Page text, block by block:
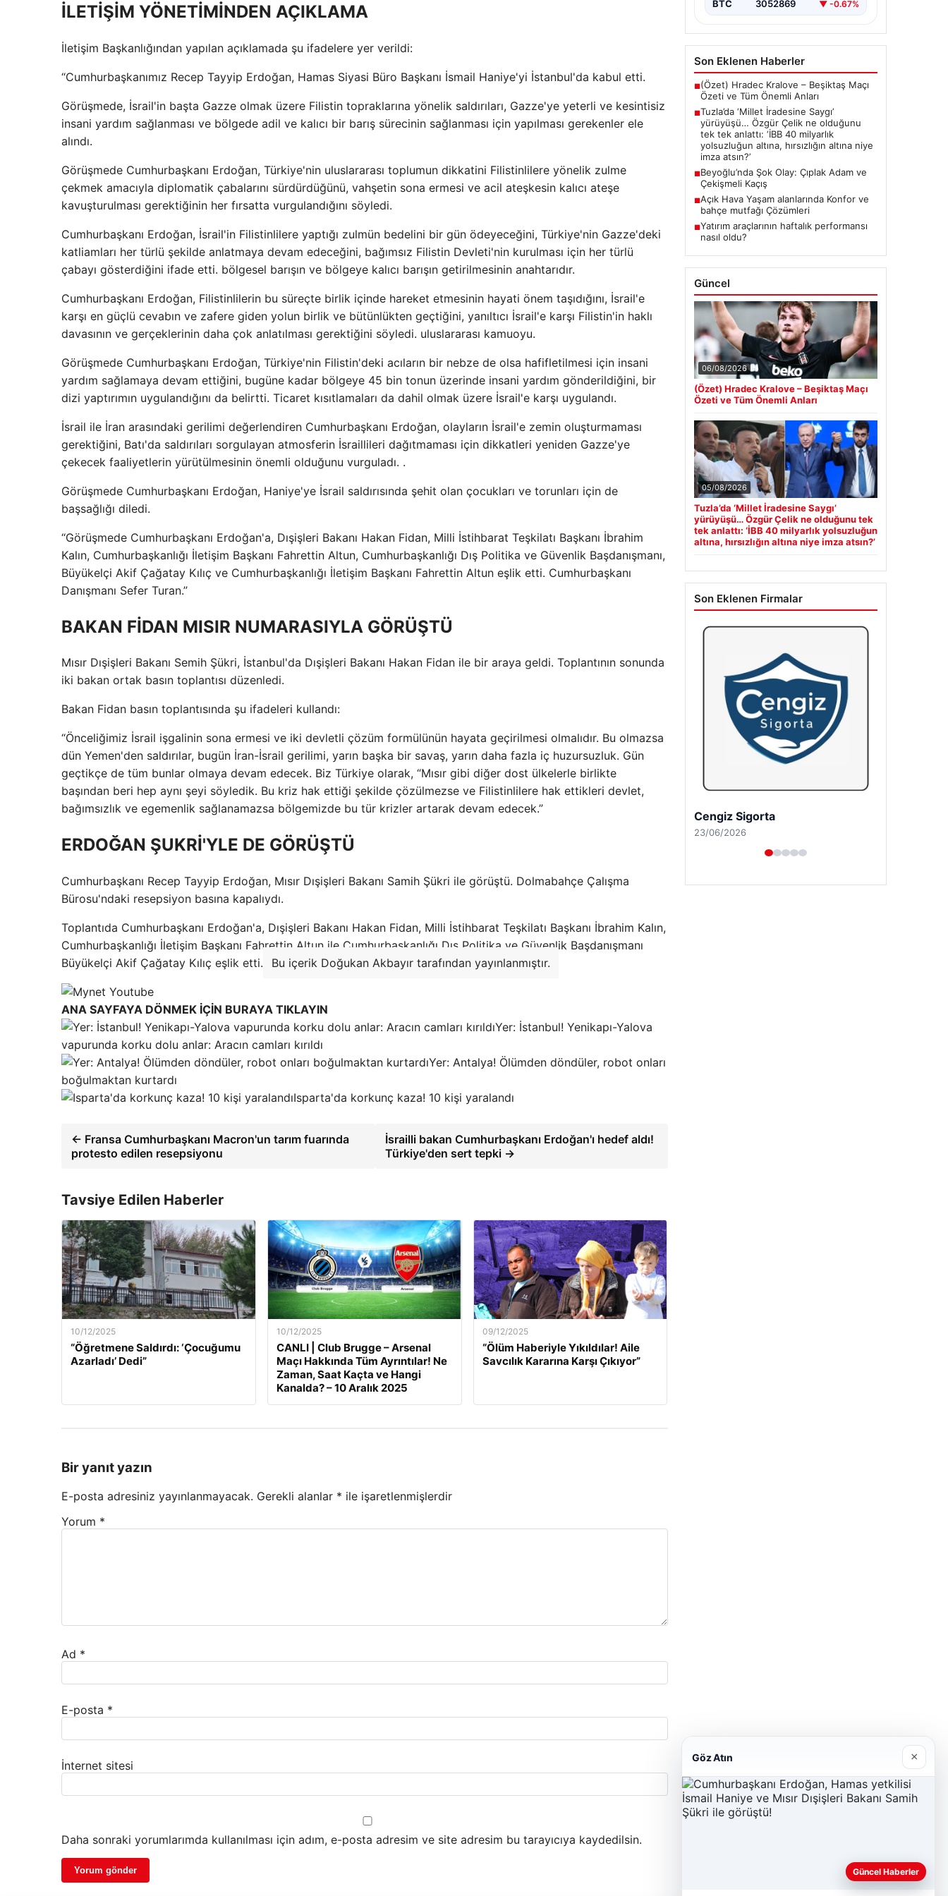
İLETİŞİM YÖNETİMİNDEN AÇIKLAMA
İletişim Başkanlığından yapılan açıklamada şu ifadelere yer verildi:
“Cumhurbaşkanımız Recep Tayyip Erdoğan, Hamas Siyasi Büro Başkanı İsmail Haniye'yi İstanbul'da kabul etti.
Görüşmede, İsrail'in başta Gazze olmak üzere Filistin topraklarına yönelik saldırıları, Gazze'ye yeterli ve kesintisiz
insani yardım sağlanması ve bölgede adil ve kalıcı bir barış sürecinin sağlanması için yapılması gerekenler ele
alındı.
Görüşmede Cumhurbaşkanı Erdoğan, Türkiye'nin uluslararası toplumun dikkatini Filistinlilere yönelik zulme
çekmek amacıyla diplomatik çabalarını sürdürdüğünü, vahşetin sona ermesi ve acil ateşkesin kalıcı ateşe
kavuşturulması gerektiğinin her fırsatta vurgulandığını söyledi.
Cumhurbaşkanı Erdoğan, İsrail'in Filistinlilere yaptığı zulmün bedelini bir gün ödeyeceğini, Türkiye'nin Gazze'deki
katliamları her türlü şekilde anlatmaya devam edeceğini, bağımsız Filistin Devleti'nin kurulması için her türlü
çabayı gösterdiğini ifade etti. bölgesel barışın ve bölgeye kalıcı barışın getirilmesinin anahtarıdır.
Cumhurbaşkanı Erdoğan, Filistinlilerin bu süreçte birlik içinde hareket etmesinin hayati önem taşıdığını, İsrail'e
karşı en güçlü cevabın ve zafere giden yolun birlik ve bütünlükten geçtiğini, yanıltıcı İsrail'e karşı Filistin'in haklı
davasının ve gerçeklerinin daha çok anlatılması gerektiğini söyledi. uluslararası kamuoyu.
Görüşmede Cumhurbaşkanı Erdoğan, Türkiye'nin Filistin'deki acıların bir nebze de olsa hafifletilmesi için insani
yardım sağlamaya devam ettiğini, bugüne kadar bölgeye 45 bin tonun üzerinde insani yardım gönderildiğini, bir
dizi yaptırımın uygulandığını da belirtti. Ticaret kısıtlamaları da dahil olmak üzere İsrail'e karşı uygulandı.
İsrail ile İran arasındaki gerilimi değerlendiren Cumhurbaşkanı Erdoğan, olayların İsrail'e zemin oluşturmaması
gerektiğini, Batı'da saldırıları sorgulayan atmosferin İsraillileri dağıtmaması için dikkatleri yeniden Gazze'ye
çekecek faaliyetlerin yürütülmesinin önemli olduğunu vurguladı. .
Görüşmede Cumhurbaşkanı Erdoğan, Haniye'ye İsrail saldırısında şehit olan çocukları ve torunları için de
başsağlığı diledi.
“Görüşmede Cumhurbaşkanı Erdoğan'a, Dışişleri Bakanı Hakan Fidan, Milli İstihbarat Teşkilatı Başkanı İbrahim
Kalın, Cumhurbaşkanlığı İletişim Başkanı Fahrettin Altun, Cumhurbaşkanlığı Dış Politika ve Güvenlik Başdanışmanı,
Büyükelçi Akif Çağatay Kılıç ve Cumhurbaşkanlığı İletişim Başkanı Fahrettin Altun eşlik etti. Cumhurbaşkanı
Danışmanı Sefer Turan.”
BAKAN FİDAN MISIR NUMARASIYLA GÖRÜŞTÜ
Mısır Dışişleri Bakanı Semih Şükri, İstanbul'da Dışişleri Bakanı Hakan Fidan ile bir araya geldi. Toplantının sonunda
iki bakan ortak basın toplantısı düzenledi.
Bakan Fidan basın toplantısında şu ifadeleri kullandı:
“Önceliğimiz İsrail işgalinin sona ermesi ve iki devletli çözüm formülünün hayata geçirilmesi olmalıdır. Bu olmazsa
dün Yemen'den saldırılar, bugün İran-İsrail gerilimi, yarın başka bir savaş, yarın daha fazla iç huzursuzluk. Gün
geçtikçe de tüm bunlar olmaya devam edecek. Biz Türkiye olarak, “Mısır gibi diğer dost ülkelerle birlikte
başından beri hep aynı şeyi söyledik. Bu kriz hak ettiği şekilde çözülmezse ve Filistinlilere hak ettikleri devlet,
bağımsızlık ve egemenlik sağlanamazsa bölgemizde bu tür krizler artarak devam edecek.”
ERDOĞAN ŞUKRİ'YLE DE GÖRÜŞTÜ
Cumhurbaşkanı Recep Tayyip Erdoğan, Mısır Dışişleri Bakanı Samih Şükri ile görüştü. Dolmabahçe Çalışma
Bürosu'ndaki resepsiyon basına kapalıydı.
Toplantıda Cumhurbaşkanı Erdoğan'a, Dışişleri Bakanı Hakan Fidan, Milli İstihbarat Teşkilatı Başkanı İbrahim Kalın,
Cumhurbaşkanlığı İletişim Başkanı Fahrettin Altun ile Cumhurbaşkanlığı Dış Politika ve Güvenlik Başdanışmanı
Büyükelçi Akif Çağatay Kılıç eşlik etti.
Bu içerik Doğukan Akbayır tarafından yayınlanmıştır.
ANA SAYFAYA DÖNMEK İÇİN BURAYA TIKLAYIN
Yer: İstanbul! Yenikapı-Yalova
vapurunda korku dolu anlar: Aracın camları kırıldı
Yer: Antalya! Ölümden döndüler, robot onları
boğulmaktan kurtardı
Isparta'da korkunç kaza! 10 kişi yaralandı
← Fransa Cumhurbaşkanı Macron'un tarım fuarında
protesto edilen resepsiyonu
İsrailli bakan Cumhurbaşkanı Erdoğan'ı hedef aldı!
Türkiye'den sert tepki →
Tavsiye Edilen Haberler
10/12/2025
“Öğretmene Saldırdı: ‘Çocuğumu
Azarladı’ Dedi”
10/12/2025
CANLI | Club Brugge – Arsenal
Maçı Hakkında Tüm Ayrıntılar! Ne
Zaman, Saat Kaçta ve Hangi
Kanalda? – 10 Aralık 2025
09/12/2025
“Ölüm Haberiyle Yıkıldılar! Aile
Savcılık Kararına Karşı Çıkıyor”
Bir yanıt yazın
E-posta adresiniz yayınlanmayacak. Gerekli alanlar * ile işaretlenmişlerdir
Yorum *
Ad *
E-posta *
İnternet sitesi
Daha sonraki yorumlarımda kullanılması için adım, e-posta adresim ve site adresim bu tarayıcıya kaydedilsin.
Tuzla…
BTC 3052869 ▼ -0.67%
Son Eklenen Haberler
■(Özet) Hradec Kralove – Beşiktaş Maçı
Özeti ve Tüm Önemli Anları
■Tuzla’da ‘Millet İradesine Saygı’
yürüyüşü… Özgür Çelik ne olduğunu
tek tek anlattı: ‘İBB 40 milyarlık
yolsuzluğun altına, hırsızlığın altına niye
imza atsın?’
■Beyoğlu’nda Şok Olay: Çıplak Adam ve
Çekişmeli Kaçış
■Açık Hava Yaşam alanlarında Konfor ve
bahçe mutfağı Çözümleri
■Yatırım araçlarının haftalık performansı
nasıl oldu?
Güncel
06/08/2026
(Özet) Hradec Kralove – Beşiktaş Maçı
Özeti ve Tüm Önemli Anları
05/08/2026
Tuzla’da ‘Millet İradesine Saygı’
yürüyüşü… Özgür Çelik ne olduğunu tek
tek anlattı: ‘İBB 40 milyarlık yolsuzluğun
altına, hırsızlığın altına niye imza atsın?’
Son Eklenen Firmalar
Hastaş Beton
26/05/2026
Göz Atın ×
Güncel Haberler